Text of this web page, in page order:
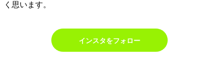
く思います。
インスタをフォロー